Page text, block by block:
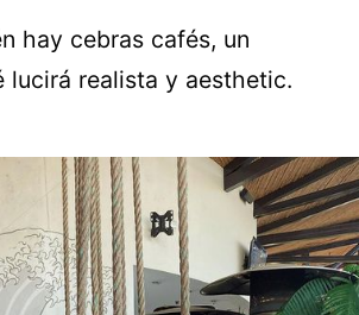
hay cebras cafés, un
lucirá realista y aesthetic.